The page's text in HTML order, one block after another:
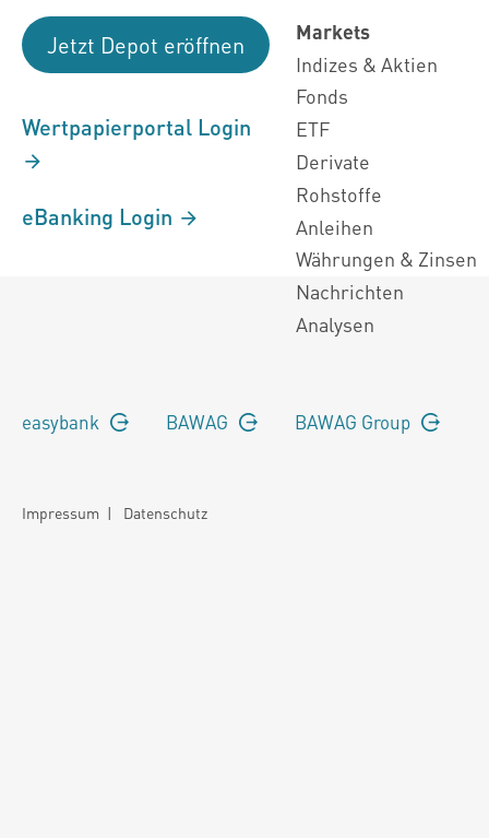
Jetzt Depot eröffnen
Wertpapierportal Login
eBanking Login
Markets
Indizes & Aktien
Fonds
ETF
Derivate
Rohstoffe
Anleihen
Währungen & Zinsen
Nachrichten
Analysen
easybank BAWAG BAWAG Group
Impressum | Datenschutz